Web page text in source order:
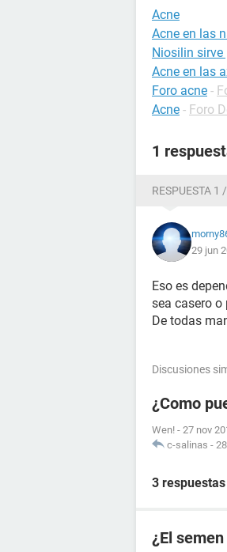
Acne
Acne en las
Niosilin sirve
Acne en las
Foro acne -
Acne - Foro
1
RESPUESTA 1
29 jun
Eso es
sea casero
De todas
Discusiones
¿Como
Wen! - 27 nov
c-salinas -
3 respuestas
¿El